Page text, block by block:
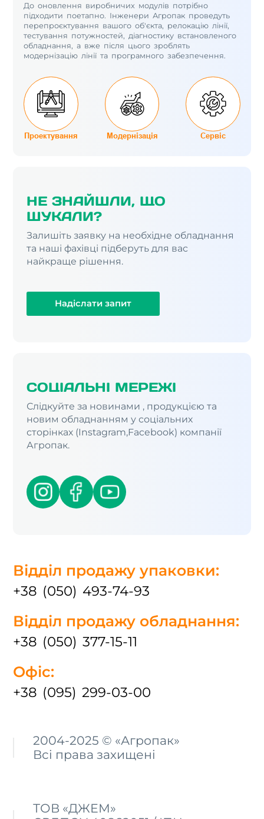
До оновлення виробничих модулів потрібно
підходити поетапно. Інженери Агропак проведуть
перепроєктування вашого об'єкта, релокацію лінії,
тестування потужностей, діагностику встановленого
обладнання, а вже після цього зроблять
модернізацію лінії та програмного забезпечення.
Проектування Модернізація Сервіс
НЕ ЗНАЙШЛИ, ЩО
ШУКАЛИ?
Залишіть заявку на необхідне обладнання
та наші фахівці підберуть для вас
найкраще рішення.
Надіслати запит
СОЦІАЛЬНІ МЕРЕЖІ
Слідкуйте за новинами , продукцією та
новим обладнанням у соціальних
сторінках (Instagram,Facebook) компанії
Агропак.
Відділ продажу упаковки:
+38 (050) 493-74-93
Відділ продажу обладнання:
+38 (050) 377-15-11
Офіс:
+38 (095) 299-03-00
2004-2025 © «Агропак»
Всі права захищені
ТОВ «ДЖЕМ»